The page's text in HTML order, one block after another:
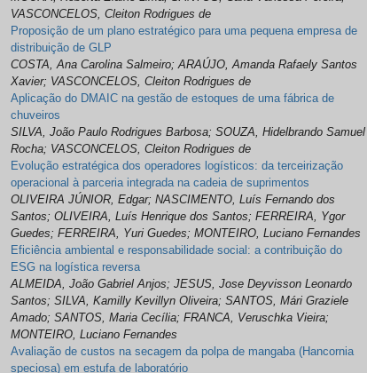
VASCONCELOS, Cleiton Rodrigues de
Proposição de um plano estratégico para uma pequena empresa de
distribuição de GLP
COSTA, Ana Carolina Salmeiro; ARAÚJO, Amanda Rafaely Santos
Xavier; VASCONCELOS, Cleiton Rodrigues de
Aplicação do DMAIC na gestão de estoques de uma fábrica de
chuveiros
SILVA, João Paulo Rodrigues Barbosa; SOUZA, Hidelbrando Samuel
Rocha; VASCONCELOS, Cleiton Rodrigues de
Evolução estratégica dos operadores logísticos: da terceirização
operacional à parceria integrada na cadeia de suprimentos
OLIVEIRA JÚNIOR, Edgar; NASCIMENTO, Luís Fernando dos
Santos; OLIVEIRA, Luís Henrique dos Santos; FERREIRA, Ygor
Guedes; FERREIRA, Yuri Guedes; MONTEIRO, Luciano Fernandes
Eficiência ambiental e responsabilidade social: a contribuição do
ESG na logística reversa
ALMEIDA, João Gabriel Anjos; JESUS, Jose Deyvisson Leonardo
Santos; SILVA, Kamilly Kevillyn Oliveira; SANTOS, Mári Graziele
Amado; SANTOS, Maria Cecília; FRANCA, Veruschka Vieira;
MONTEIRO, Luciano Fernandes
Avaliação de custos na secagem da polpa de mangaba (Hancornia
speciosa) em estufa de laboratório